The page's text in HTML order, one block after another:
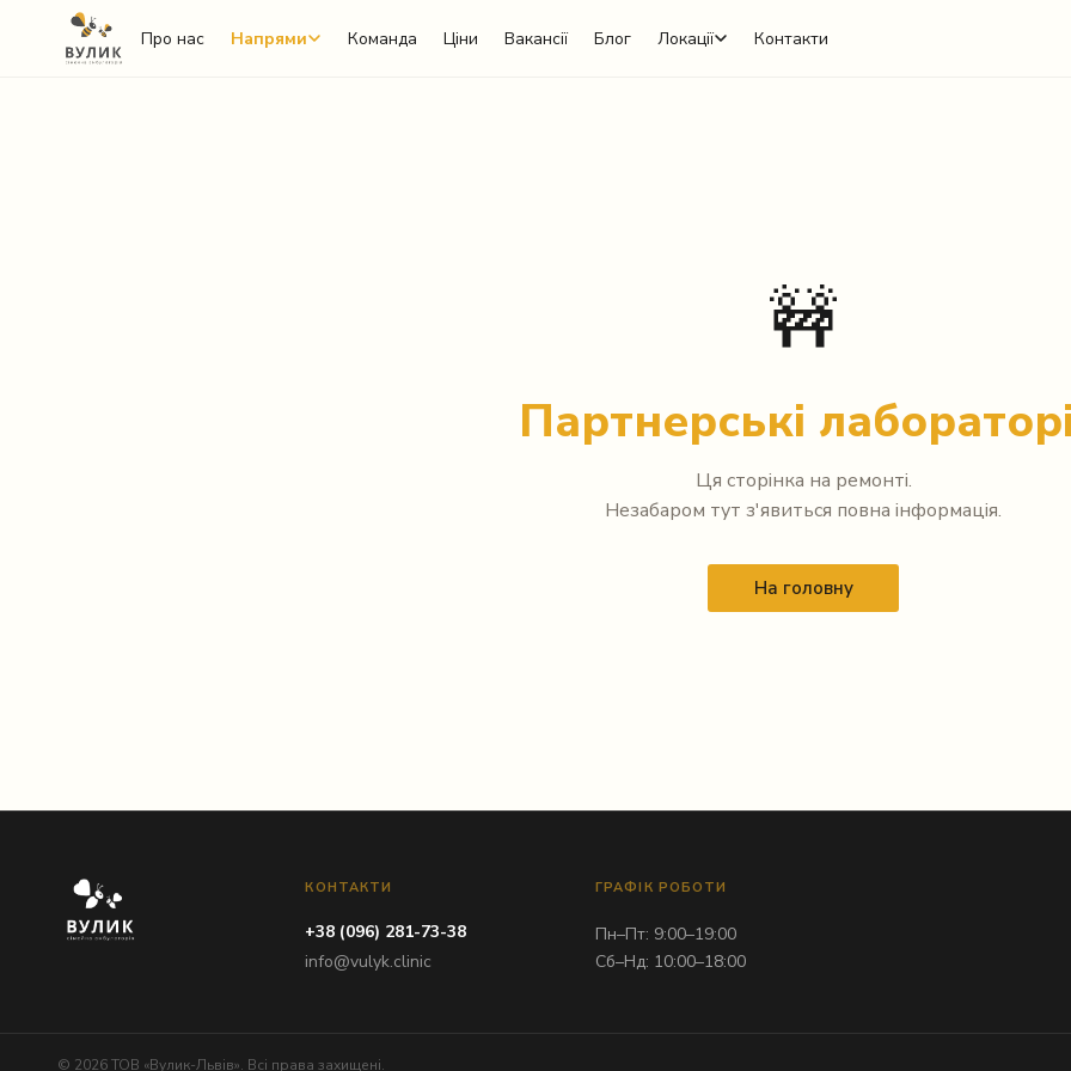
Про нас Напрями Команда Ціни Вакансії Блог Локації Контакти
🚧
Партнерські
Ця сторінка на ремонті.
Незабаром тут з'явиться повна інформація.
На головну
КОНТАКТИ
+38 (096) 281-73-38
info@vulyk.clinic
ГРАФІК РОБОТИ
Пн–Пт: 9:00–19:00
Сб–Нд: 10:00–18:00
© 2026 ТОВ «Вулик-Львів». Всі права захищені.